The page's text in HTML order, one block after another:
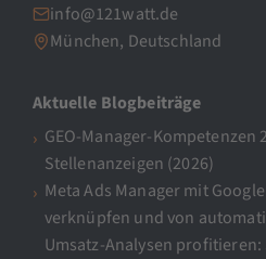
info@121watt.de
München, Deutschland
Aktuelle Blogbeiträge
GEO-Manager-Kompetenzen
Stellenanzeigen (2026)
Meta Ads Manager mit
verknüpfen und von
Umsatz-Analysen profitieren: